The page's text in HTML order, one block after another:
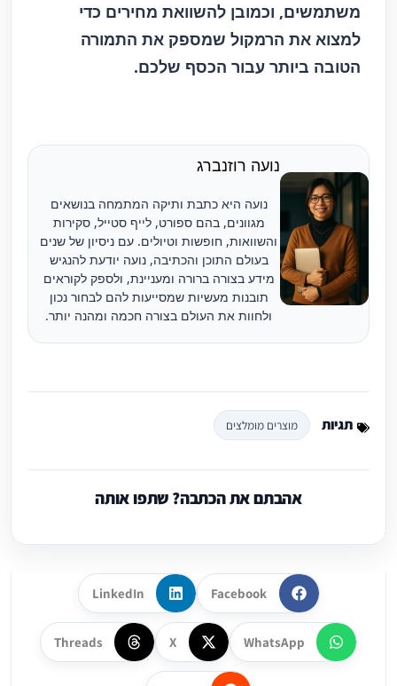
משתמשים, וכמובן להשוואת מחירים כדי
למצוא את הרמקול שמספק את התמורה
הטובה ביותר עבור הכסף שלכם.
נועה רוזנברג
נועה היא כתבת ותיקה המתמחה בנושאים
מגוונים, בהם ספורט, לייף סטייל, סקירות
והשוואות, חופשות וטיולים. עם ניסיון של שנים
בעולם התוכן והכתיבה, נועה יודעת להנגיש
מידע בצורה ברורה ומעניינת, ולספק לקוראים
תובנות מעשיות שמסייעות להם לבחור נכון
ולחוות את העולם בצורה חכמה ומהנה יותר.
תגיות מוצרים מומלצים
אהבתם את הכתבה? שתפו אותה
Facebook
LinkedIn
WhatsApp
X
Threads